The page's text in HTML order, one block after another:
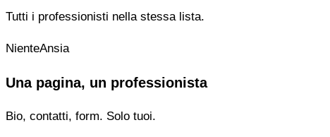
Tutti i professionisti nella stessa lista.
NienteAnsia
Una pagina, un professionista
Bio, contatti, form. Solo tuoi.